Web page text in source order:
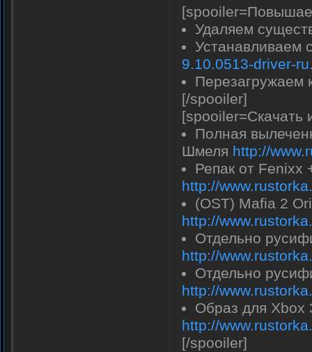
Удаляем
Устанавливаем
9.10.0513-driver-
Перезагружаем
[/spooiler]
[spooiler=Скачать
Полная
Шмеля http://
Репак от Fenixx
http://
(OST) Mafia 2
http://
Отдельно
http://
Отдельно
http://
Образ для Xbox
http://
[/spooiler]